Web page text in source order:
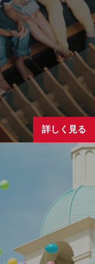
詳しく見る